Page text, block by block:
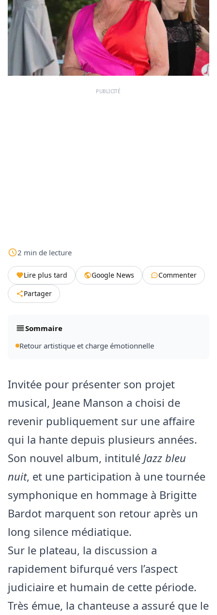
PUBLICITÉ
2 min de lecture
Lire plus tard Google News
Commenter
Partager
Sommaire
Retour artistique et charge émotionnelle
Invitée pour présenter son projet
musical, Jeane Manson a choisi de
revenir publiquement sur une affaire
qui la hante depuis plusieurs années.
Son nouvel album, intitulé Jazz bleu
nuit, et une participation à une tournée
symphonique en hommage à Brigitte
Bardot marquent son retour après un
long silence médiatique.
Sur le plateau, la discussion a
rapidement bifurqué vers l’aspect
judiciaire et humain de cette période.
Très émue, la chanteuse a assuré que le